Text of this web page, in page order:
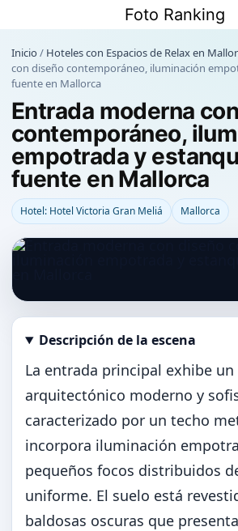
contenido
Foto Ranking
Inicio / Hoteles con Espacios de Relax en
con diseño contemporáneo, iluminación
fuente en Mallorca
Entrada moderna
contemporáneo,
empotrada y
fuente en Mallorca
Hotel: Hotel Victoria Gran Meliá Mallorca
Abrir imagen en tamaño completo
Descripción de la escena
La entrada principal exhibe un
arquitectónico moderno y
caracterizado por un techo
incorpora iluminación
pequeños focos distribuidos
uniforme. El suelo está
baldosas oscuras que